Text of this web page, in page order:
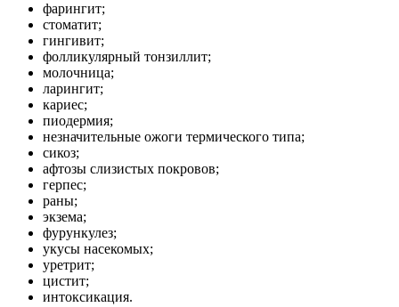
фарингит;
стоматит;
гингивит;
фолликулярный тонзиллит;
молочница;
ларингит;
кариес;
пиодермия;
незначительные ожоги термического типа;
сикоз;
афтозы слизистых покровов;
герпес;
раны;
экзема;
фурункулез;
укусы насекомых;
уретрит;
цистит;
интоксикация.